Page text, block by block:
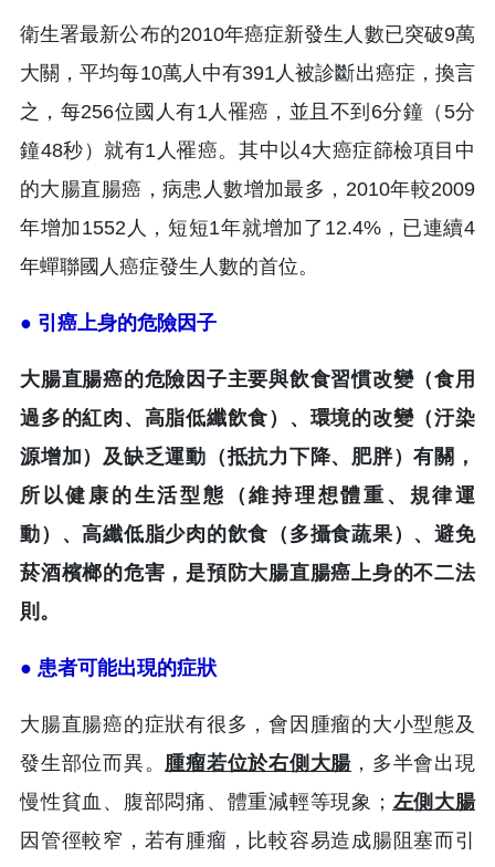
衛生署最新公布的2010年癌症新發生人數已突破9萬
大關，平均每10萬人中有391人被診斷出癌症，換言
之，每256位國人有1人罹癌，並且不到6分鐘（5分
鐘48秒）就有1人罹癌。其中以4大癌症篩檢項目中
的大腸直腸癌，病患人數增加最多，2010年較2009
年增加1552人，短短1年就增加了12.4%，已連續4
年蟬聯國人癌症發生人數的首位。
● 引癌上身的危險因子
大腸直腸癌的危險因子主要與飲食習慣改變（食用
過多的紅肉、高脂低纖飲食）、環境的改變（汙染
源增加）及缺乏運動（抵抗力下降、肥胖）有關，
所以健康的生活型態（維持理想體重、規律運
動）、高纖低脂少肉的飲食（多攝食蔬果）、避免
菸酒檳榔的危害，是預防大腸直腸癌上身的不二法
則。
● 患者可能出現的症狀
大腸直腸癌的症狀有很多，會因腫瘤的大小型態及
發生部位而異。 腫瘤若位於右側大腸 ，多半會出現
慢性貧血、腹部悶痛、體重減輕等現象； 左側大腸
因管徑較窄，若有腫瘤，比較容易造成腸阻塞而引